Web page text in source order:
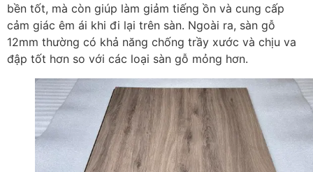
bền tốt, mà còn giúp làm giảm tiếng ồn và cung cấp
cảm giác êm ái khi đi lại trên sàn. Ngoài ra, sàn gỗ
12mm thường có khả năng chống trầy xước và chịu va
đập tốt hơn so với các loại sàn gỗ mỏng hơn.